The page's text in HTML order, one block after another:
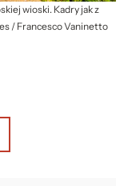
wioski. Kadry jak z
/ Francesco Vaninetto